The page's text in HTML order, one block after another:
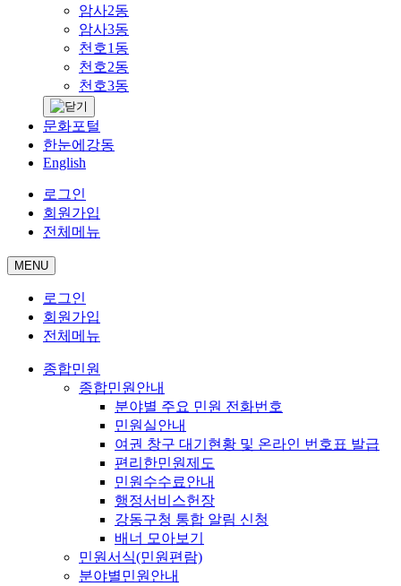
암사2동
암사3동
천호1동
천호2동
천호3동
문화포털
한눈에강동
English
로그인
회원가입
전체메뉴
MENU
로그인
회원가입
전체메뉴
종합민원
종합민원안내
분야별 주요 민원 전화번호
민원실안내
여권 창구 대기현황 및 온라인 번호표 발급
편리한민원제도
민원수수료안내
행정서비스헌장
강동구청 통합 알림 신청
배너 모아보기
민원서식(민원편람)
분야별민원안내